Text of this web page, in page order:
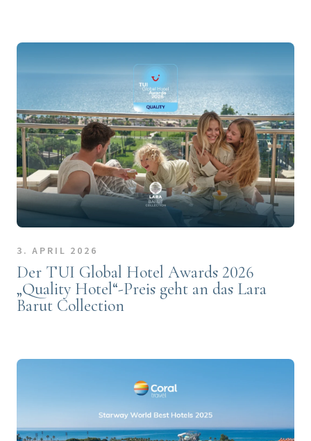
3. APRIL 2026
Der TUI Global Hotel Awards 2026
„Quality Hotel“-Preis geht an das Lara
Barut Collection